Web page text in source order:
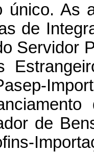
único. As
de
Servidor
de